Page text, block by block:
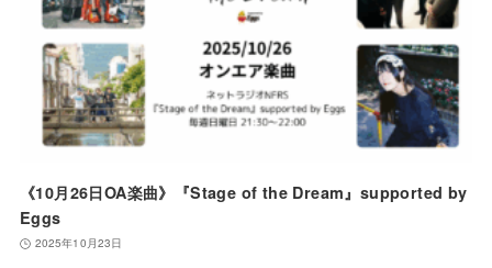
《10月26日OA楽曲》『Stage of the Dream』supported by
Eggs
2025年10月23日